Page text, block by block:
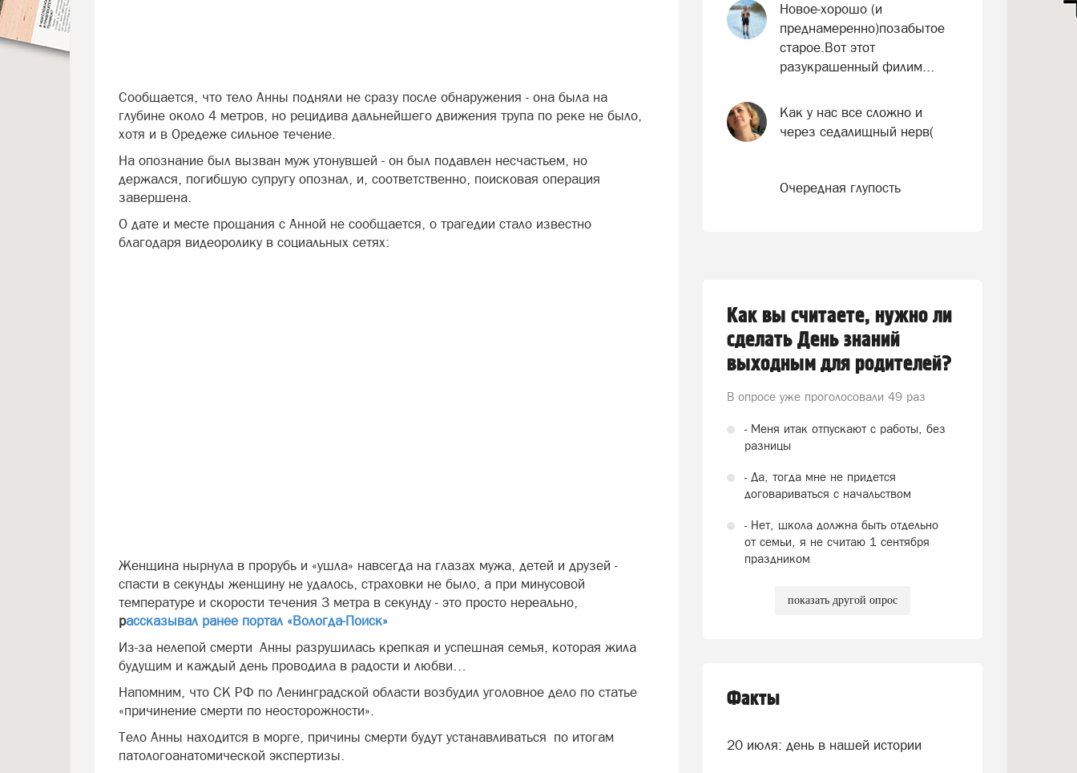
Сообщается, что тело Анны подняли не сразу после обнаружения - она была на
глубине около 4 метров, но рецидива дальнейшего движения трупа по реке не было,
хотя и в Оредеже сильное течение.
На опознание был вызван муж утонувшей - он был подавлен несчастьем, но
держался, погибшую супругу опознал, и, соответственно, поисковая операция
завершена.
О дате и месте прощания с Анной не сообщается, о трагедии стало известно
благодаря видеоролику в социальных сетях:
Женщина нырнула в прорубь и «ушла» навсегда на глазах мужа, детей и друзей -
спасти в секунды женщину не удалось, страховки не было, а при минусовой
температуре и скорости течения 3 метра в секунду - это просто нереально,
рассказывал ранее портал «Вологда-Поиск»
Из-за нелепой смерти Анны разрушилась крепкая и успешная семья, которая жила
будущим и каждый день проводила в радости и любви…
Напомним, что СК РФ по Ленинградской области возбудил уголовное дело по статье
«причинение смерти по неосторожности».
Тело Анны находится в морге, причины смерти будут устанавливаться по итогам
патологоанатомической экспертизы.
Новое-хорошо (и
преднамеренно)позабытое
старое.Вот этот
разукрашенный филим...
Как у нас все сложно и
через седалищный нерв(
Очередная глупость
Как вы считаете, нужно ли
сделать День знаний
выходным для родителей?
В опросе уже проголосовали 49 раз
- Меня итак отпускают с работы, без
разницы
- Да, тогда мне не придется
договариваться с начальством
- Нет, школа должна быть отдельно
от семьи, я не считаю 1 сентября
праздником
показать другой опрос
Факты
20 июля: день в нашей истории